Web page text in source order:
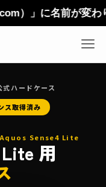
前が変わりました
ハードケース
ス取得済み
Sense4 Lite
用